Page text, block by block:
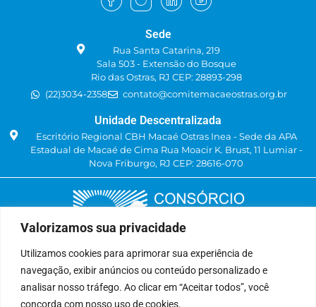
Valorizamos sua privacidade
Utilizamos cookies para aprimorar sua experiência de
navegação, exibir anúncios ou conteúdo personalizado e
analisar nosso tráfego. Ao clicar em “Aceitar todos”, você
concorda com nosso uso de cookies.
Sede
Rua Santa Catarina, 219
Sala 503 - Extensão do Bosque
Rio das Ostras, RJ CEP: 28893-298
(22)3034-2358
contato@comitemacaeostras.org.br
Unidade Descentralizada
Escritório Regional CBH Macaé Ostras Inea - Sede da APA
Estadual de Macaé de Cima Rua Moacir K. Brust, 11 Lumiar -
Nova Friburgo, RJ CEP: 28616-070
Delegatária (CILSJ)
Rua: Avenida Um, n° 01, Lote 01, Quadra 11